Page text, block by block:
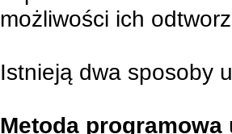
możliwości ich
Istnieją dwa sposoby
Metoda programowa